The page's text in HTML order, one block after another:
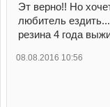
Эт верно!! Но
любитель
резина 4 года
08.08.2016 10:56